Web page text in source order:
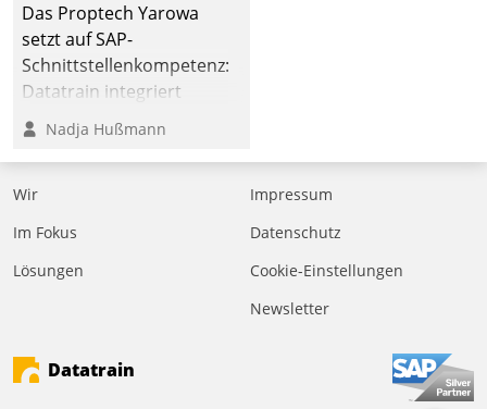
Das Proptech Yarowa
setzt auf SAP-
Schnittstellenkompetenz:
Datatrain integriert
Yarowas Portal zur
Vergabe und Verwaltung
von Aufträgen der
operativen
Instandhaltung in die
deutscher
den Weg vom
Mieteranliegen zum
Nadja Hußmann
Wir
Im Fokus
Lösungen
Impressum
Datenschutz
Cookie-Einstellungen
Newsletter
Datatrain